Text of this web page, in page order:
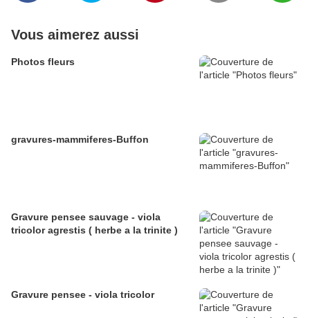
Vous aimerez aussi
Photos fleurs
gravures-mammiferes-Buffon
Gravure pensee sauvage - viola
tricolor agrestis ( herbe a la trinite )
Gravure pensee - viola tricolor